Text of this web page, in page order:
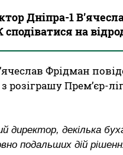
Дніпра-1
сподіватися на
Фрідман
розіграшу Прем’єр-
директор, декілька
подальших дій